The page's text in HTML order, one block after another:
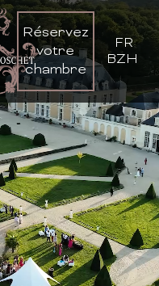
Réservez
votre
chambre
FR-
BZH